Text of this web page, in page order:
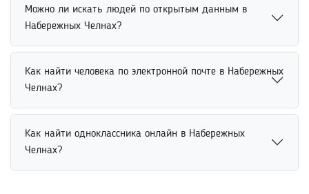
дополнительных параметров повышает точность поиска
и позволяет быстрее определить нужного человека.
Найти человека по фотографии можно через сервисы
поиска по изображениям и социальные сети. Система
находить похожие профили пользователей. Для
повышения точности рекомендуется использовать
качественное изображение без сильных изменений или
Можно ли искать людей по открытым данным в
Набережных Челнах?
Поиск людей по открытым данным выполняется на
основе информации из социальных сетей, публичных
использует только открытые сведения, размещенные в
интернете. Это позволяет искать людей законным
способом без нарушения конфиденциальности
Как найти человека по электронной почте в Набережных
Челнах?
Найти человека по электронной почте возможно через
поисковые сервисы, социальные сети и открытые
Как найти одноклассника онлайн в Набережных
Челнах?